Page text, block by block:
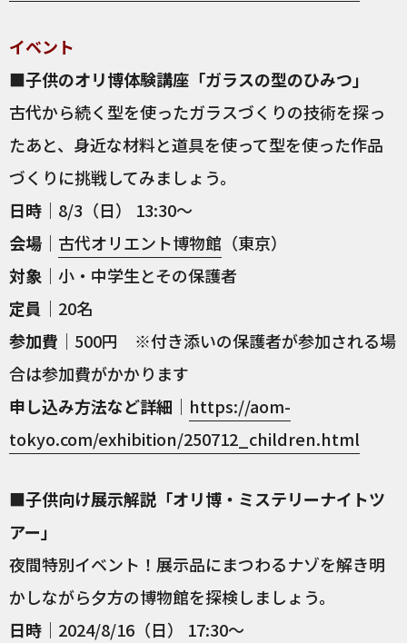
イベント
■子供のオリ博体験講座「ガラスの型のひみつ」
古代から続く型を使ったガラスづくりの技術を探っ
たあと、身近な材料と道具を使って型を使った作品
づくりに挑戦してみましょう。
日時 ｜8/3（日） 13:30～
会場 ｜ 古代オリエント博物館 （東京）
対象 ｜小・中学生とその保護者
定員 ｜20名
参加費 ｜500円 ※付き添いの保護者が参加される場
合は参加費がかかります
申し込み方法など詳細 ｜ https://aom-
tokyo.com/exhibition/250712_children.html
■子供向け展示解説「オリ博・ミステリーナイトツ
アー」
夜間特別イベント！展示品にまつわるナゾを解き明
かしながら夕方の博物館を探検しましょう。
日時 ｜2024/8/16（日） 17:30～